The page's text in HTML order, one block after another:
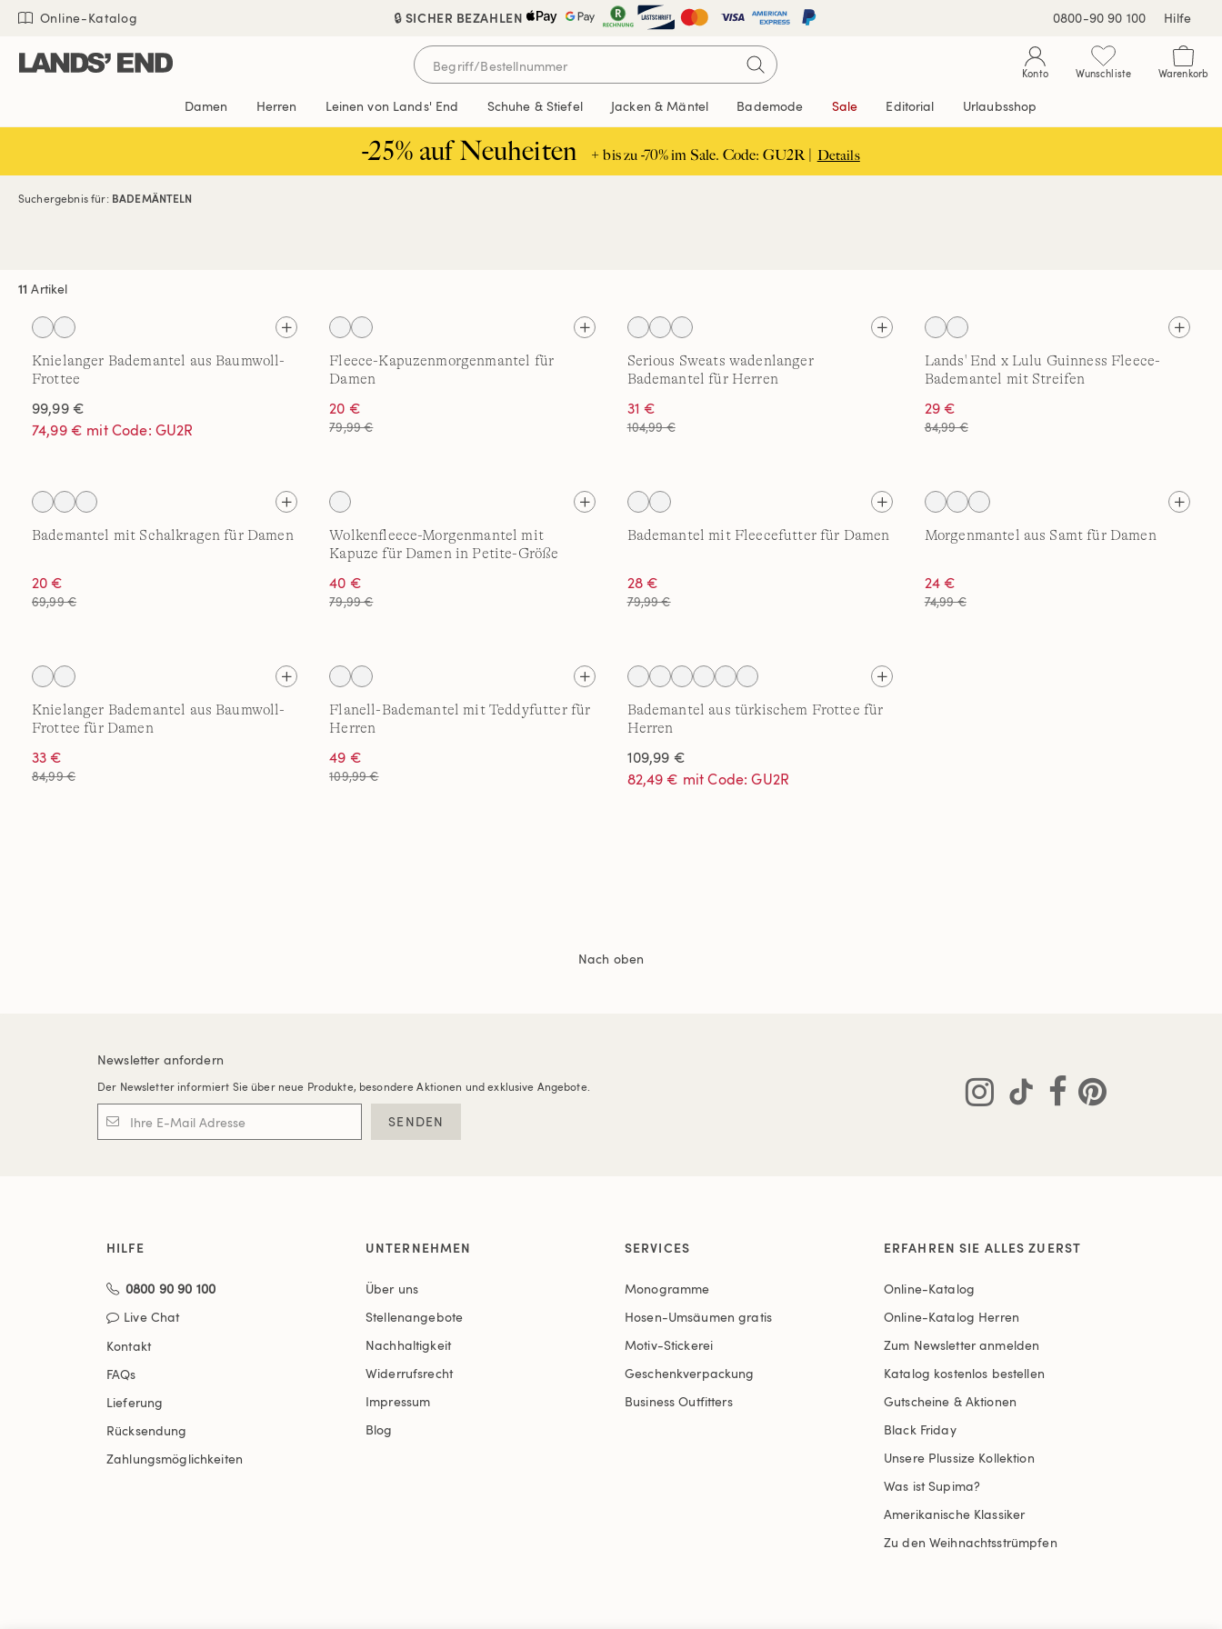
Direkt
Inhalt
Direkt
Navigation
Direkt
Suche
🔒 SICHER BEZAHLEN
Online-Katalog 0800-90 90 100 Hilfe
Konto Wunschliste Warenkorb
Damen Herren Leinen von Lands' End Schuhe & Stiefel Jacken & Mäntel Bademode Sale Editorial Urlaubsshop
-25% auf Neuheiten + bis zu -70% im Sale. Code: GU2R | Details
Suchergebnis für: BADEMÄNTELN
11 Artikel
Knielanger Bademantel aus Baumwoll-
Frottee
99,99 €
74,99 € mit Code: GU2R
Fleece-Kapuzenmorgenmantel für
Damen
20 €
79,99 €
Serious Sweats wadenlanger
Bademantel für Herren
31 €
104,99 €
Lands' End x Lulu Guinness Fleece-
Bademantel mit Streifen
29 €
84,99 €
Bademantel mit Schalkragen für Damen
20 €
69,99 €
Wolkenfleece-Morgenmantel mit
Kapuze für Damen in Petite-Größe
40 €
79,99 €
Bademantel mit Fleecefutter für Damen
28 €
79,99 €
Morgenmantel aus Samt für Damen
24 €
74,99 €
Knielanger Bademantel aus Baumwoll-
Frottee für Damen
33 €
84,99 €
Flanell-Bademantel mit Teddyfutter für
Herren
49 €
109,99 €
Bademantel aus türkischem Frottee für
Herren
109,99 €
82,49 € mit Code: GU2R
Nach oben
Newsletter anfordern
Der Newsletter informiert Sie über neue Produkte, besondere Aktionen und exklusive Angebote.
SENDEN
HILFE
0800 90 90 100
Live Chat
Kontakt
FAQs
Lieferung
Rücksendung
Zahlungsmöglichkeiten
UNTERNEHMEN
Über uns
Stellenangebote
Nachhaltigkeit
Widerrufsrecht
Impressum
Blog
SERVICES
Monogramme
Hosen-Umsäumen gratis
Motiv-Stickerei
Geschenkverpackung
Business Outfitters
ERFAHREN SIE ALLES ZUERST
Online-Katalog
Online-Katalog Herren
Zum Newsletter anmelden
Katalog kostenlos bestellen
Gutscheine & Aktionen
Black Friday
Unsere Plussize Kollektion
Was ist Supima?
Amerikanische Klassiker
Zu den Weihnachtsstrümpfen